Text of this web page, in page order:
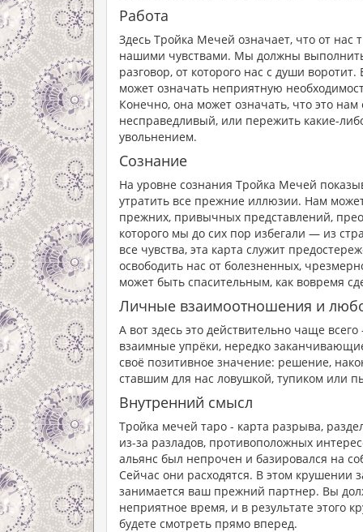
Работа
Здесь Тройка Мечей означает, что от нас
нашими чувствами. Мы должны
разговор, от которого нас с души
может означать неприятную
Конечно, она может означать, что это
несправедливый, или пережить какие-
увольнением.
Сознание
На уровне сознания Тройка Мечей
утратить все прежние иллюзии. Нам
прежних, привычных представлений,
которого мы до сих пор избегали — из
все чувства, эта карта служит
освободить нас от болезненных,
может быть спасительным, как вовремя
Личные взаимоотношения и
А вот здесь это действительно чаще
взаимные упрёки, нередко
своё позитивное значение: решение,
ставшим для нас ловушкой, тупиком или
Внутренний смысл
Тройка мечей таро - карта разрыва,
из-за разладов, противоположных
альянс был непрочен и базировался на
Сейчас они расходятся. В этом
занимается ваш прежний партнер. Вы
неприятное время, и в результате этого
будете смотреть прямо вперед.